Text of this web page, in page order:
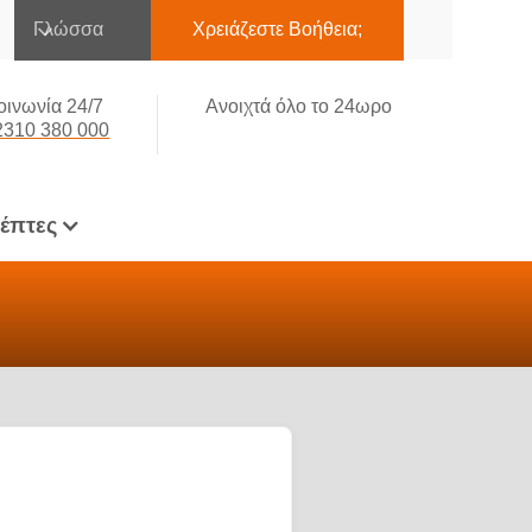
Γλώσσα Χρειάζεστε Βοήθεια;
24/7
380 000
Ανοιχτά όλο το 24ωρο